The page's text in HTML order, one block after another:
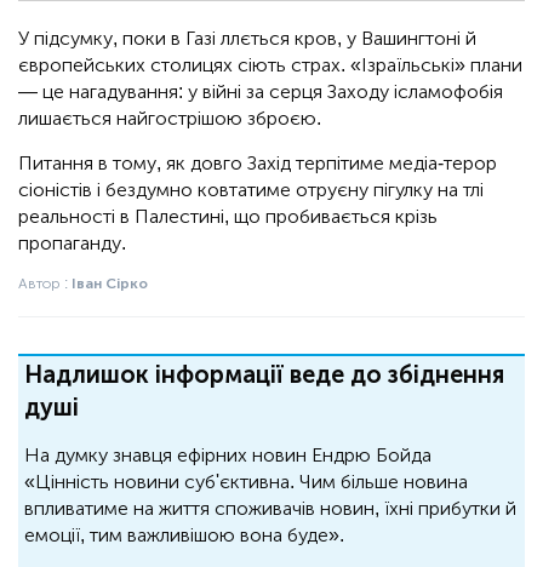
У підсумку, поки в Газі ллється кров, у Вашингтоні й
європейських столицях сіють страх. «Ізраїльські» плани
— це нагадування: у війні за серця Заходу ісламофобія
лишається найгострішою зброєю.
Питання в тому, як довго Захід терпітиме медіа-терор
сіоністів і бездумно ковтатиме отруєну пігулку на тлі
реальності в Палестині, що пробивається крізь
пропаганду.
Автор : Іван Сірко
Надлишок інформації веде до збіднення
душі
На думку знавця ефірних новин Ендрю Бойда
«Цінність новини суб'єктивна. Чим більше новина
впливатиме на життя споживачів новин, їхні прибутки й
емоції, тим важливішою вона буде».